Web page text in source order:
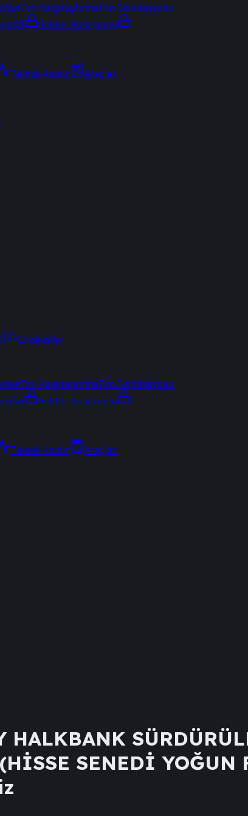
Fon KarşılaştırmaFon Simülasyonu
Sektör Rotasyonu
Teknik Analiz
Araçlar
Endeksler
Fon KarşılaştırmaFon Simülasyonu
Sektör Rotasyonu
Teknik Analiz
Araçlar
HALKBANK
SENEDİ YOĞUN